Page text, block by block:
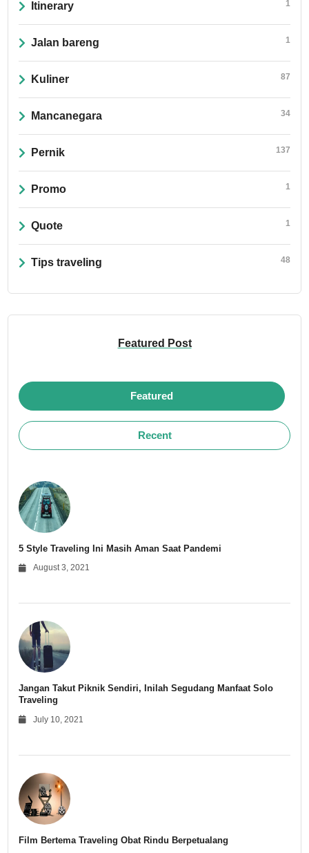
Itinerary 1
Jalan bareng 1
Kuliner 87
Mancanegara 34
Pernik 137
Promo 1
Quote 1
Tips traveling 48
Featured Post
Featured
Recent
5 Style Traveling Ini Masih Aman Saat Pandemi
August 3, 2021
Jangan Takut Piknik Sendiri, Inilah Segudang Manfaat Solo
Traveling
July 10, 2021
Film Bertema Traveling Obat Rindu Berpetualang